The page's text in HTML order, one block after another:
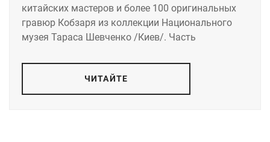
китайских мастеров и более 100 оригинальных
гравюр Кобзаря из коллекции Национального
музея Тараса Шевченко /Киев/. Часть
ЧИТАЙТЕ